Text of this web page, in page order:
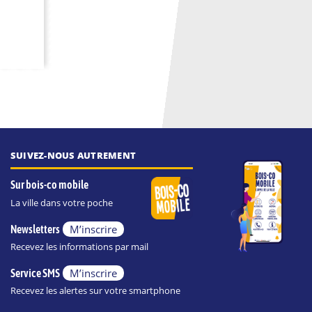
SUIVEZ-NOUS AUTREMENT
Sur bois-co mobile
La ville dans votre poche
Newsletters M’inscrire
Recevez les informations par mail
Service SMS M’inscrire
Recevez les alertes sur votre smartphone